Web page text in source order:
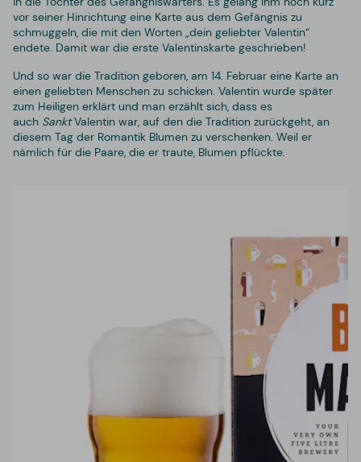
vor seiner Hinrichtung eine Karte aus dem Gefängnis zu
schmuggeln, die mit den Worten „dein geliebter Valentin“
endete. Damit war die erste Valentinskarte geschrieben!
Und so war die Tradition geboren, am 14. Februar eine Karte an
einen geliebten Menschen zu schicken. Valentin wurde später
zum Heiligen erklärt und man erzählt sich, dass es
auch Sankt Valentin war, auf den die Tradition zurückgeht, an
diesem Tag der Romantik Blumen zu verschenken. Weil er
nämlich für die Paare, die er traute, Blumen pflückte.